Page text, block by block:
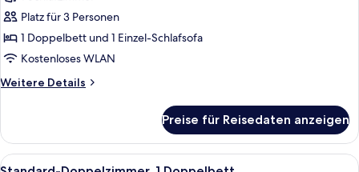
anzeigen
Platz für 3 Personen
1 Doppelbett und 1 Einzel-Schlafsofa
Kostenloses WLAN
Weitere Details
Weitere
Preise für Reisedaten anzeigen
Alle
Ein modernes Hotelzimmer mit
27